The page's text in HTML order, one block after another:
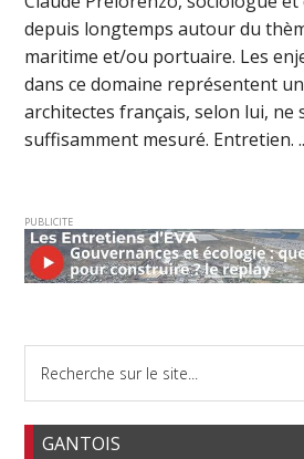
depuis longtemps autour du
maritime et/ou portuaire. Les
dans ce domaine représentent
architectes français, selon lui, ne
suffisamment mesuré. Entretien.
PUBLICITE
GANTOIS